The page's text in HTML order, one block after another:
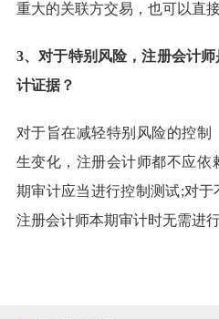
重大的关联方交易，也可以直
3、对于特别风险，注册会计
计证据？
对于旨在减轻特别风险的控
生变化，注册会计师都不应依
期审计应当进行控制测试;对于
注册会计师本期审计时无需进